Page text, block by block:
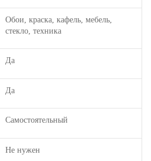
Обои, краска, кафель, мебель,
стекло, техника
Да
Да
Самостоятельный
Не нужен